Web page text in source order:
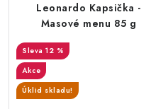
Leonardo Kapsička -
Masové menu 85 g
12 %
Akce
Úklid skladu!